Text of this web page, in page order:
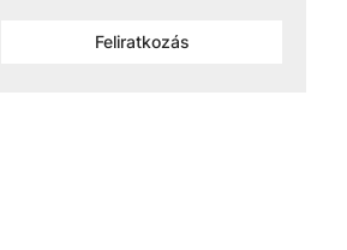
Feliratkozás